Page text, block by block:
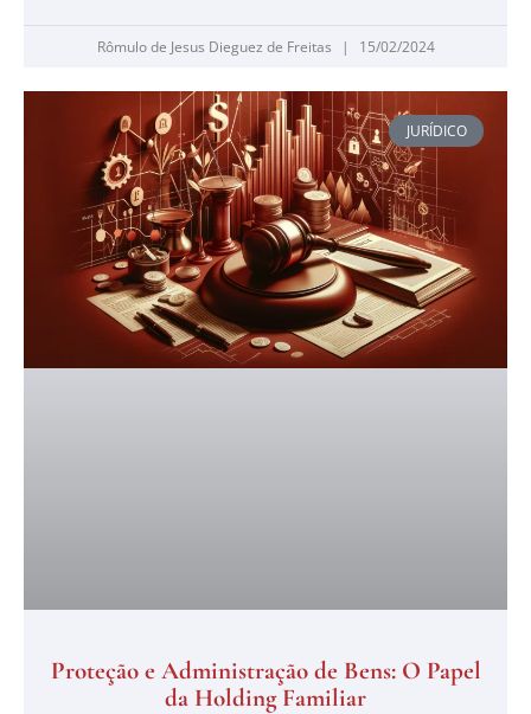
Rômulo de Jesus Dieguez de Freitas 15/02/2024
JURÍDICO
Proteção e Administração de Bens: O Papel
da Holding Familiar